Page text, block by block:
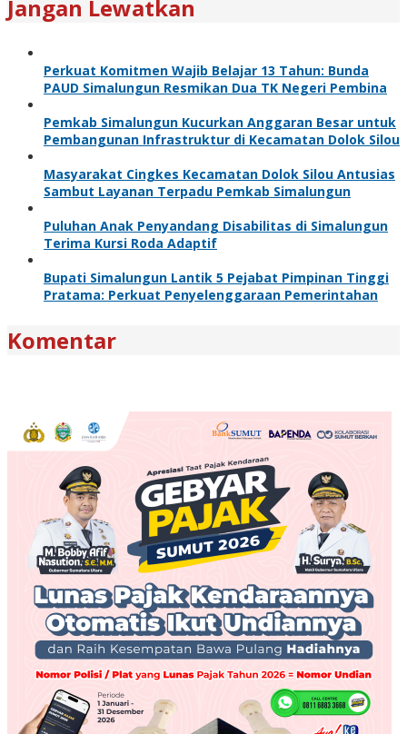
Jangan Lewatkan
Perkuat Komitmen Wajib Belajar 13 Tahun: Bunda
PAUD Simalungun Resmikan Dua TK Negeri Pembina
Pemkab Simalungun Kucurkan Anggaran Besar untuk
Pembangunan Infrastruktur di Kecamatan Dolok Silou
Masyarakat Cingkes Kecamatan Dolok Silou Antusias
Sambut Layanan Terpadu Pemkab Simalungun
Puluhan Anak Penyandang Disabilitas di Simalungun
Terima Kursi Roda Adaptif
Bupati Simalungun Lantik 5 Pejabat Pimpinan Tinggi
Pratama: Perkuat Penyelenggaraan Pemerintahan
Komentar